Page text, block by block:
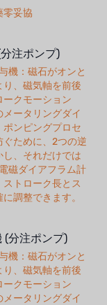
零妥協
注ポンプ)
機：磁石がオンと
、磁気軸を前後
クモーション
ータリングダイ
ンピングプロセ
ために、2つの逆
し、それだけでは
磁ダイアフラム計
トローク長とス
調整できます。
(分注ポンプ)
機：磁石がオンと
、磁気軸を前後
クモーション
ータリングダイ